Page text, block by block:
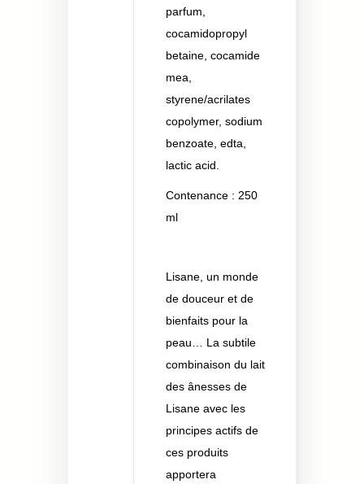
parfum,
cocamidopropyl
betaine, cocamide
mea,
styrene/acrilates
copolymer, sodium
benzoate, edta,
lactic acid.
Contenance : 250
ml
Lisane, un monde
de douceur et de
bienfaits pour la
peau… La subtile
combinaison du lait
des ânesses de
Lisane avec les
principes actifs de
ces produits
apportera